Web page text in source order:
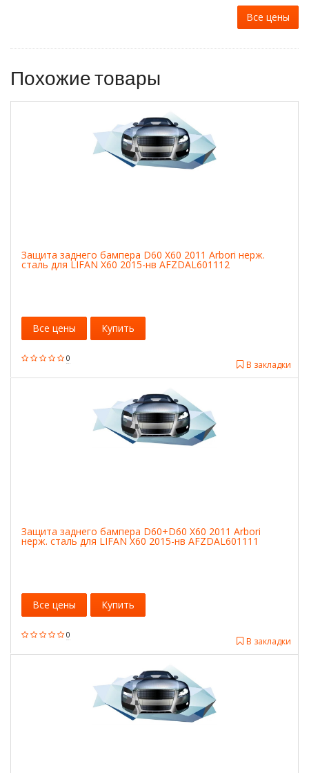
Все цены
Похожие товары
Защита заднего бампера D60 X60 2011 Arbori нерж.
сталь для LIFAN X60 2015-нв AFZDAL601112
0
В закладки
Все цены Купить
Защита заднего бампера D60+D60 X60 2011 Arbori
нерж. сталь для LIFAN X60 2015-нв AFZDAL601111
0
В закладки
Все цены Купить